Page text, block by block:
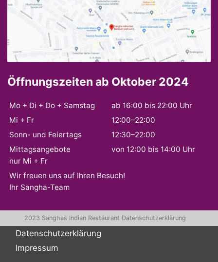
Öffnungszeiten ab Oktober 2024
Mo + Di + Do + Samstag
ab 16:00 bis 22:00 Uhr
Mi + Fr
12:00–22:00
Sonn- und Feiertags
12:30–22:00
Mittagsangebote
nur Mi + Fr
von 12:00 bis 14:00 Uhr
Wir freuen uns auf Ihren Besuch!
Ihr Sangha-Team
2023 Sanghas Indian Restaurant Datenschutzerklärung
Datenschutzerklärung
Impressum